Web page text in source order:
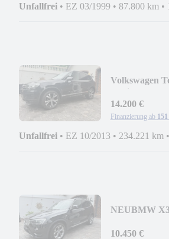
Unfallfrei • EZ 03/1999 • 87.800 km •
Volkswagen
14.200 €
Finanzierung ab
Unfallfrei • EZ 10/2013 • 234.221 km •
NEUBMW
10.450 €